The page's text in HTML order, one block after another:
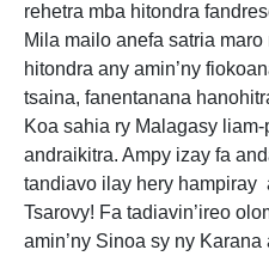
rehetra mba hitondra
Mila mailo anefa satria
hitondra any amin’ny
tsaina, fanentanana
Koa sahia ry Malagasy
andraikitra. Ampy izay fa
tandiavo ilay hery hampiray
Tsarovy! Fa tadiavin’ireo
amin’ny Sinoa sy ny